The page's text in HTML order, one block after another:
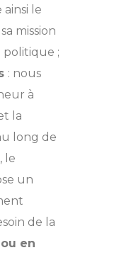
le
mission
politique ;
: nous
à
la
long de
le
un
de la
en